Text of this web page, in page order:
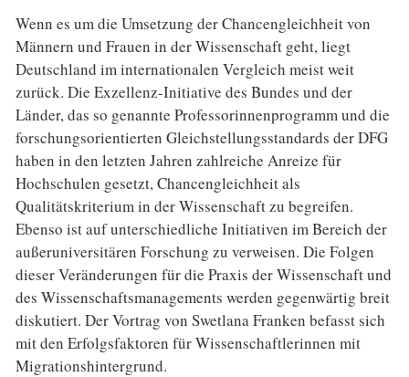
Wenn es um die Umsetzung der Chancengleichheit von
Männern und Frauen in der Wissenschaft geht, liegt
Deutschland im internationalen Vergleich meist weit
zurück. Die Exzellenz-Initiative des Bundes und der
Länder, das so genannte Professorinnenprogramm und die
forschungsorientierten Gleichstellungsstandards der DFG
haben in den letzten Jahren zahlreiche Anreize für
Hochschulen gesetzt, Chancengleichheit als
Qualitätskriterium in der Wissenschaft zu begreifen.
Ebenso ist auf unterschiedliche Initiativen im Bereich der
außeruniversitären Forschung zu verweisen. Die Folgen
dieser Veränderungen für die Praxis der Wissenschaft und
des Wissenschaftsmanagements werden gegenwärtig breit
diskutiert. Der Vortrag von Swetlana Franken befasst sich
mit den Erfolgsfaktoren für Wissenschaftlerinnen mit
Migrationshintergrund.